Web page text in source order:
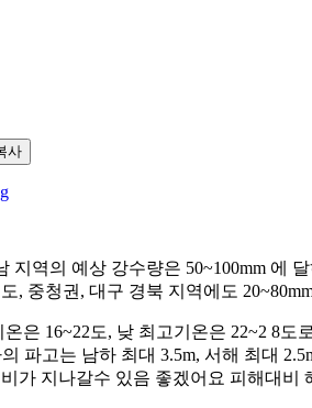
사
역의 예상 강수량은 50~100mm 에
, 중청권, 대구 경북 지역에도
은 16~22도, 낮 최고기온은 22~2 8
파고는 남하 최대 3.5m, 서해 최대
가 지나갈수 있음 좋겠어요 피해대비